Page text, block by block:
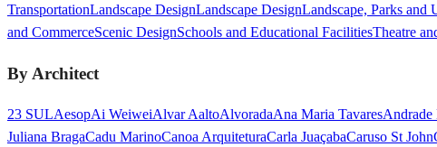
TransportationLandscape DesignLandscape DesignLandscape, Parks and
and CommerceScenic DesignSchools and Educational FacilitiesTheatre
By Architect
23 SULAesopAi WeiweiAlvar AaltoAlvoradaAna Maria TavaresAndrade
Juliana BragaCadu MarinoCanoa ArquiteturaCarla JuaçabaCaruso St John